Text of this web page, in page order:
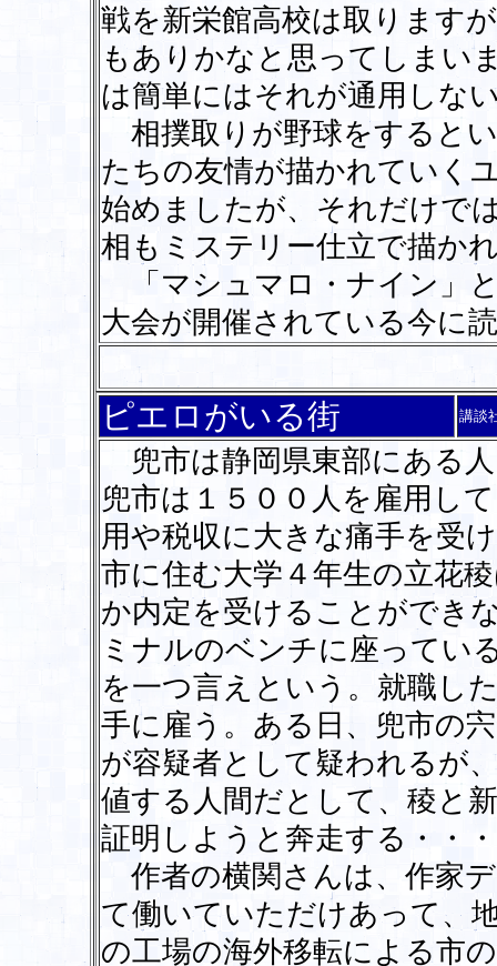
戦を新栄館高校は取ります
もありかなと思ってしまい
は簡単にはそれが通用しな
相撲取りが野球をすると
たちの友情が描かれていく
始めましたが、それだけで
相もミステリー仕立で描か
「マシュマロ・ナイン」
大会が開催されている今に
ピエロがいる街 講談
兜市は静岡県東部にある
兜市は１５００人を雇用し
用や税収に大きな痛手を受
市に住む大学４年生の立花
か内定を受けることができ
ミナルのベンチに座ってい
を一つ言えという。就職し
手に雇う。ある日、兜市の
が容疑者として疑われるが
値する人間だとして、稜と
証明しようと奔走する・・
作者の横関さんは、作家
て働いていただけあって、
の工場の海外移転による市